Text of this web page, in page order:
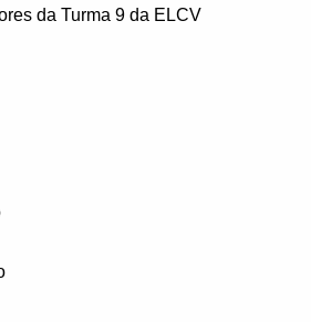
da Turma 9 da ELCV